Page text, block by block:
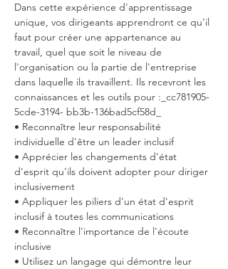
Dans cette expérience d'apprentissage
unique, vos dirigeants apprendront ce qu'il
faut pour créer une appartenance au
travail, quel que soit le niveau de
l'organisation ou la partie de l'entreprise
dans laquelle ils travaillent. Ils recevront les
connaissances et les outils pour :_cc781905-
5cde-3194- bb3b-136bad5cf58d_
• Reconnaître leur responsabilité
individuelle d'être un leader inclusif
• Apprécier les changements d'état
d'esprit qu'ils doivent adopter pour diriger
inclusivement
• Appliquer les piliers d'un état d'esprit
inclusif à toutes les communications
• Reconnaître l'importance de l'écoute
inclusive
• Utilisez un langage qui démontre leur